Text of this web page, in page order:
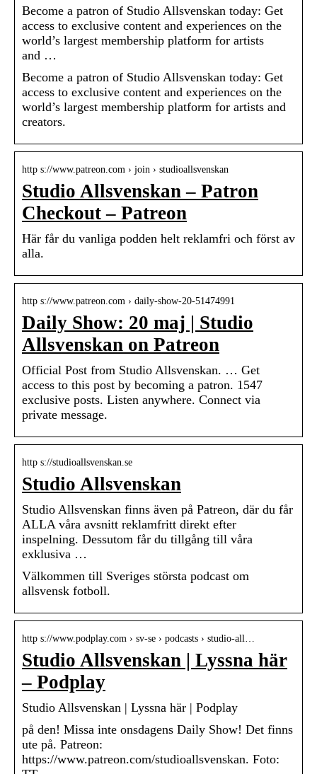
Become a patron of Studio Allsvenskan today: Get
access to exclusive content and experiences on the
world’s largest membership platform for artists
and …
Become a patron of Studio Allsvenskan today: Get
access to exclusive content and experiences on the
world’s largest membership platform for artists and
creators.
http s://www.patreon.com › join › studioallsvenskan
Studio Allsvenskan – Patron
Checkout – Patreon
Här får du vanliga podden helt reklamfri och först av
alla.
http s://www.patreon.com › daily-show-20-51474991
Daily Show: 20 maj | Studio
Allsvenskan on Patreon
Official Post from Studio Allsvenskan. … Get
access to this post by becoming a patron. 1547
exclusive posts. Listen anywhere. Connect via
private message.
http s://studioallsvenskan.se
Studio Allsvenskan
Studio Allsvenskan finns även på Patreon, där du får
ALLA våra avsnitt reklamfritt direkt efter
inspelning. Dessutom får du tillgång till våra
exklusiva …
Välkommen till Sveriges största podcast om
allsvensk fotboll.
http s://www.podplay.com › sv-se › podcasts › studio-all…
Studio Allsvenskan | Lyssna här
– Podplay
Studio Allsvenskan | Lyssna här | Podplay
på den! Missa inte onsdagens Daily Show! Det finns
ute på. Patreon:
https://www.patreon.com/studioallsvenskan. Foto: